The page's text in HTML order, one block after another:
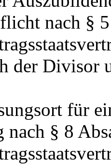
nach §
der Divisor
für
nach § 8